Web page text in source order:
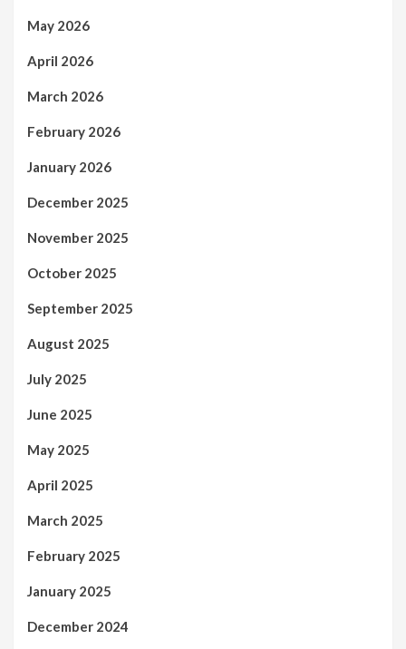
May 2026
April 2026
March 2026
February 2026
January 2026
December 2025
November 2025
October 2025
September 2025
August 2025
July 2025
June 2025
May 2025
April 2025
March 2025
February 2025
January 2025
December 2024